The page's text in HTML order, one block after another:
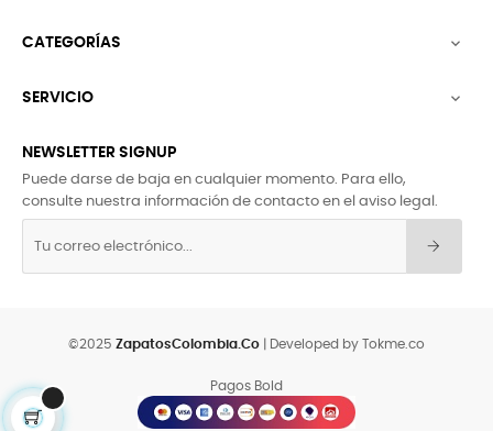
CATEGORÍAS 
SERVICIO 
NEWSLETTER SIGNUP
Puede darse de baja en cualquier momento. Para ello,
consulte nuestra información de contacto en el aviso legal.
©2025 ZapatosColombia.Co | Developed by Tokme.co
Pagos Bold